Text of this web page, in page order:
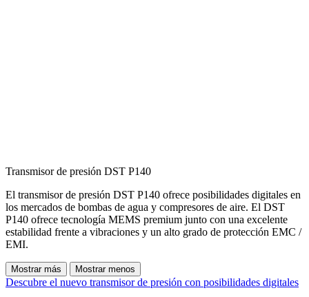
Transmisor de presión DST P140
El transmisor de presión DST P140 ofrece posibilidades digitales en
los mercados de bombas de agua y compresores de aire. El DST
P140 ofrece tecnología MEMS premium junto con una excelente
estabilidad frente a vibraciones y un alto grado de protección EMC /
EMI.
Mostrar más Mostrar menos
Descubre el nuevo transmisor de presión con posibilidades digitales